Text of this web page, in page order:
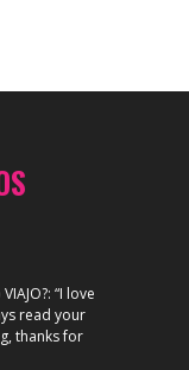
: “I love
read your
thanks for